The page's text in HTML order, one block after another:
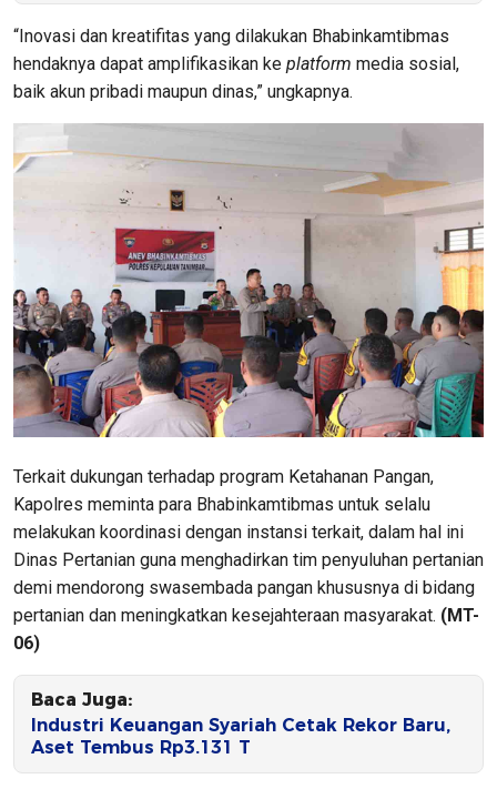
“Inovasi dan kreatifitas yang dilakukan Bhabinkamtibmas
hendaknya dapat amplifikasikan ke platform media sosial,
baik akun pribadi maupun dinas,” ungkapnya.
Terkait dukungan terhadap program Ketahanan Pangan,
Kapolres meminta para Bhabinkamtibmas untuk selalu
melakukan koordinasi dengan instansi terkait, dalam hal ini
Dinas Pertanian guna menghadirkan tim penyuluhan pertanian
demi mendorong swasembada pangan khususnya di bidang
pertanian dan meningkatkan kesejahteraan masyarakat. (MT-
06)
Baca Juga:
Industri Keuangan Syariah Cetak Rekor Baru,
Aset Tembus Rp3.131 T